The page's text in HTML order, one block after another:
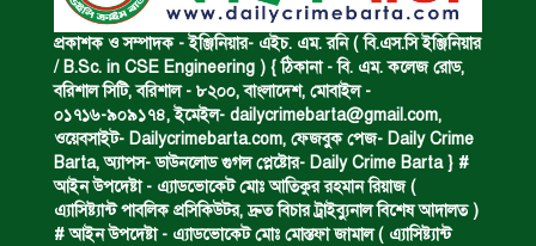
অপহৃত রোহিঙ্গা উদ্ধার।
পানিতে ডুবে এক ছাত্রের মৃত্যু।
ঝুলন্ত মরদেহ উদ্ধার।
প্রকাশক ও সম্পাদক - ইঞ্জিনিয়ার- এইচ. এম. রনি ( বি.এস.সি ইঞ্জিনিয়ার
/ B.Sc. in CSE Engineering ) { ঠিকানা - বি. এম. কলেজ রোড,
বরিশাল সিটি, বরিশাল - ৮২০০, বাংলাদেশ, মোবাইল -
০১৭১৬-৯০৯১৭৪, ইমেইল- dailycrimebarta@gmail.com,
ওয়েবসাইট- Dailycrimebarta.com, ফেজবুক পেজ- Daily Crime
Barta, অ‍্যাপস- ডাউনলোড গুগল প্লেষ্টোর- Daily Crime Barta } #
আইন উপদেষ্টা - এ্যাডভোকেট মোঃ আতিকুর রহমান রিয়াজ (
এ‍্যাসিষ্ট‍্যান্ট পাবলিক প্রসিকিউটর, দ্রুত বিচার ট্রাইব্যুনাল বিশেষ আদালত )
# আইন উপদেষ্টা - এ্যাডভোকেট মোঃ মোস্তফা জামাল ( এ‍্যাসিষ্ট‍্যান্ট